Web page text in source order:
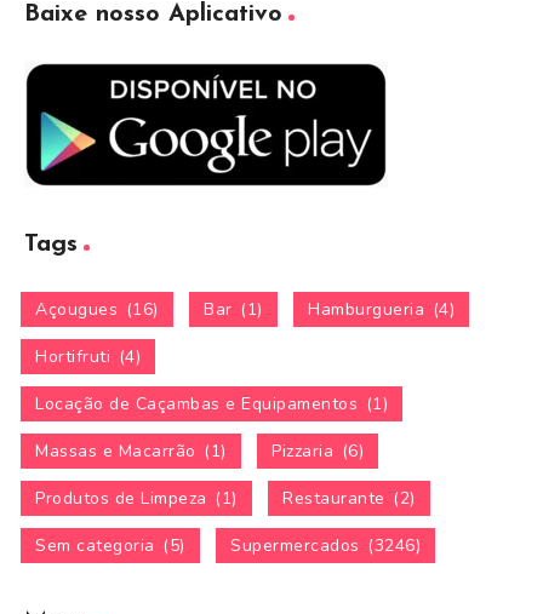
Baixe nosso Aplicativo
Tags
Açougues (16) Bar (1) Hamburgueria (4)
Hortifruti (4)
Locação de Caçambas e Equipamentos (1)
Massas e Macarrão (1) Pizzaria (6)
Produtos de Limpeza (1) Restaurante (2)
Sem categoria (5) Supermercados (3246)